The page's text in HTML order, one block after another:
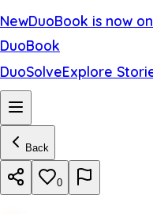
NewDuoBook is now
DuoBook
DuoSolveExplore
Back
0